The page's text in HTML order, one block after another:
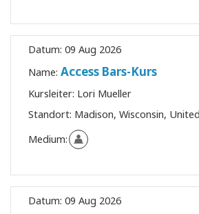
Datum: 09 Aug 2026
Name: Access Bars-Kurs
Kursleiter: Lori Mueller
Standort: Madison, Wisconsin,
Medium:
Datum: 09 Aug 2026